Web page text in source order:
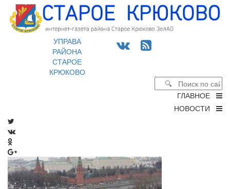
УПРАВА
РАЙОНА
СТАРОЕ
КРЮКОВО
ГЛАВНОЕ
НОВОСТИ